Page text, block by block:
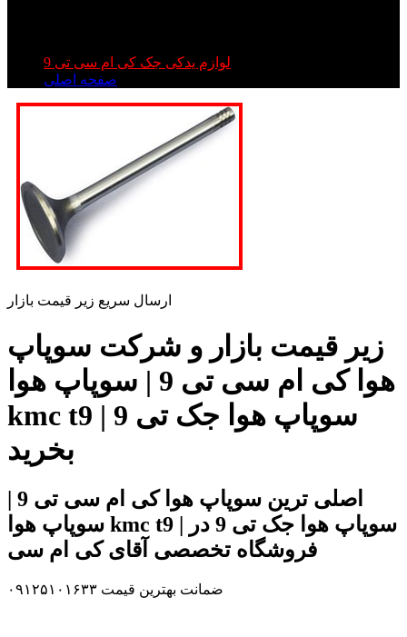
لوازم یدکی جک کی ام سی تی 9
صفحه اصلی
ارسال سریع زیر قیمت بازار
زیر قیمت بازار و شرکت سوپاپ
هوا کی ام سی تی 9 | سوپاپ هوا
kmc t9 | سوپاپ هوا جک تی 9
بخرید
سوپاپ هوا kmc t9 | سوپاپ هوا جک تی 9 در
فروشگاه تخصصی آقای کی ام سی
ضمانت بهترین قیمت ۰۹۱۲۵۱۰۱۶۳۳